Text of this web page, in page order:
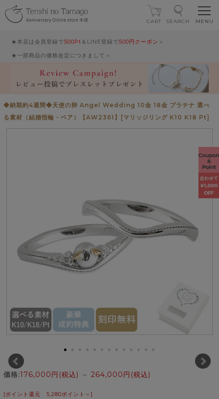
★本店は会員登録で500Pt ＆LINE登録で500円クーポン ＞
★一部商品の価格改定につきまして＞
CART SEARCH
◆納期約4週間◆天使の卵 Angel Wedding 10金 18金 プラチナ 選べ
る素材（結婚指輪・ペア）【AW2361】[マリッジリング K10 K18 Pt]
価格:176,000円 (税込) ～ 264,000円 (税込)
[ポイント還元 5,280ポイント～]